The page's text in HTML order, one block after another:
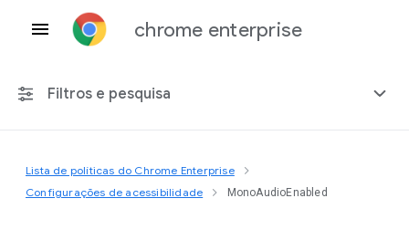
chrome enterprise
Filtros e pesquisa
Qualquer plataforma
Lista de políticas do Chrome Enterprise
Configurações de acessibilidade
MonoAudioEnabled